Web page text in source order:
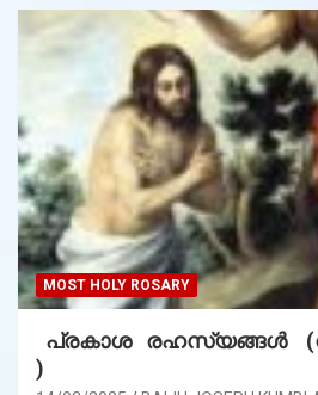
MOST HOLY ROSARY
പ്രകാശ രഹസ്യങ്ങൾ
)